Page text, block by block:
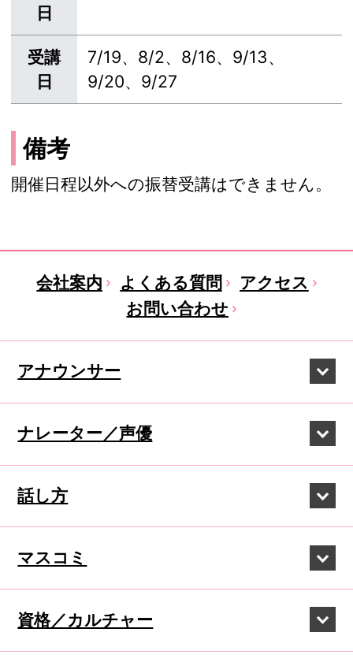
日
受講
日
7/19、8/2、8/16、9/13、
9/20、9/27
備考
開催日程以外への振替受講はできません。
会社案内 よくある質問
アクセス
お問い合わせ
アナウンサー
ナレーター／声優
話し方
マスコミ
資格／カルチャー